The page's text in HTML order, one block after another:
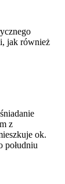
jak również
z
ok.
południu